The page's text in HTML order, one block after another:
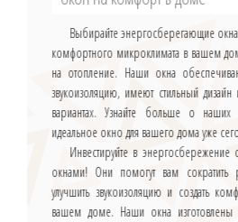
Выбирайте энергосберегающие окна
комфортного микроклимата в вашем
на отопление. Наши окна
звукоизоляцию, имеют стильный
вариантах. Узнайте больше о наших
идеальное окно для вашего дома уже
Инвестируйте в
окнами! Они помогут вам сократить
улучшить звукоизоляцию и создать
вашем доме. Наши окна изготовлены